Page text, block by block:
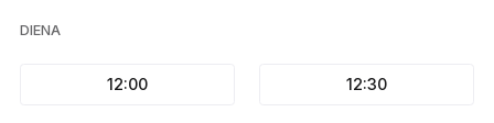
DIENA
12:00 12:30